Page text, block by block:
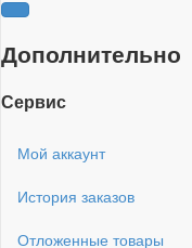
Дополнительно
Сервис
Мой аккаунт
История заказов
Отложенные товары